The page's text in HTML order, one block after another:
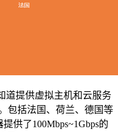
道提供虚拟主机和云服务
包括法国、荷兰、德国等
供了100Mbps~1Gbps的